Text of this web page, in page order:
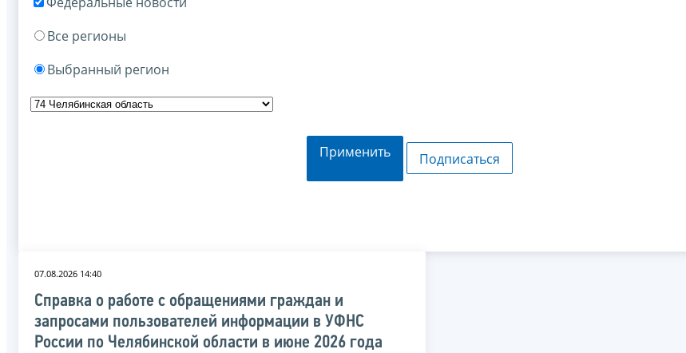
Все регионы
Выбранный регион
Применить Подписаться
07.08.2026 14:40
Справка о работе с обращениями граждан и
запросами пользователей информации в УФНС
России по Челябинской области в июне 2026 года